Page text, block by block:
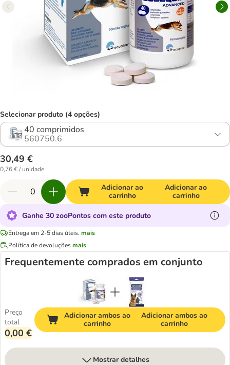
Selecionar produto (4 opções)
40 comprimidos
560750.6
30,49 €
0,76 € / unidade
Adicionar ao
carrinho
Adicionar ao
carrinho
Ganhe 30 zooPontos com este produto
Entrega em 2-5 dias úteis. mais
Política de devoluçõesmais
Frequentemente comprados em conjunto
Preço
total
0,00 €
Adicionar ambos ao
carrinho
Adicionar ambos ao
carrinho
Mostrar detalhes